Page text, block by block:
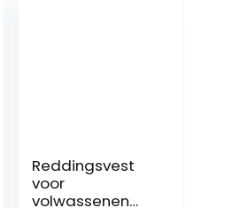
Reddingsvest
voor
volwassenen